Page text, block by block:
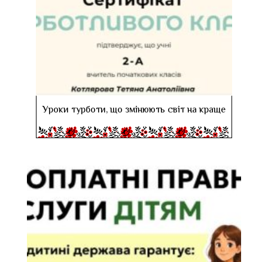
Уроки турботи, що змінюють світ на краще